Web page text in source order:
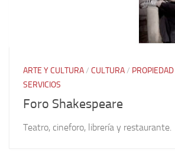
ARTE Y CULTURA/ CULTURA/
SERVICIOS
Foro Shakespeare
Teatro, cineforo, librería y restaurante.